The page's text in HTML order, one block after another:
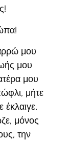
μου
μου
μου
μήτε
μόνος
την